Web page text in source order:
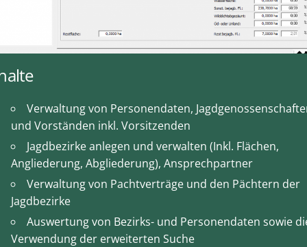
Verwaltung von Personendaten,
und Vorständen inkl. Vorsitzenden
Jagdbezirke anlegen und verwalten (Inkl. Flächen,
Angliederung, Abgliederung), Ansprechpartner
Verwaltung von Pachtverträge und den Pächtern der
Jagdbezirke
Auswertung von Bezirks- und Personendaten sowie
Verwendung der erweiterten Suche